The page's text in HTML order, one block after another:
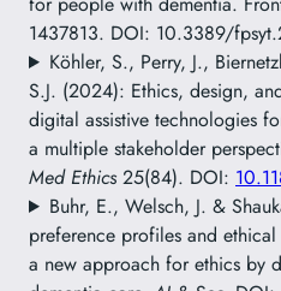
1437813. DOI: 10.3389/
Köhler, S., Perry, J.,
S.J. (2024): Ethics, design,
digital assistive technologies
a multiple stakeholder
Med Ethics 25(84). DOI:
Buhr, E., Welsch, J. &
preference profiles and
a new approach for ethics by